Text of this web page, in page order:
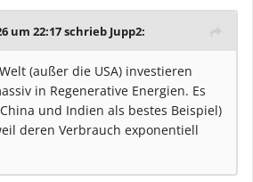
um 22:17 schrieb Jupp2:
(außer die USA) investieren
in Regenerative Energien. Es
und Indien als bestes Beispiel)
deren Verbrauch exponentiell